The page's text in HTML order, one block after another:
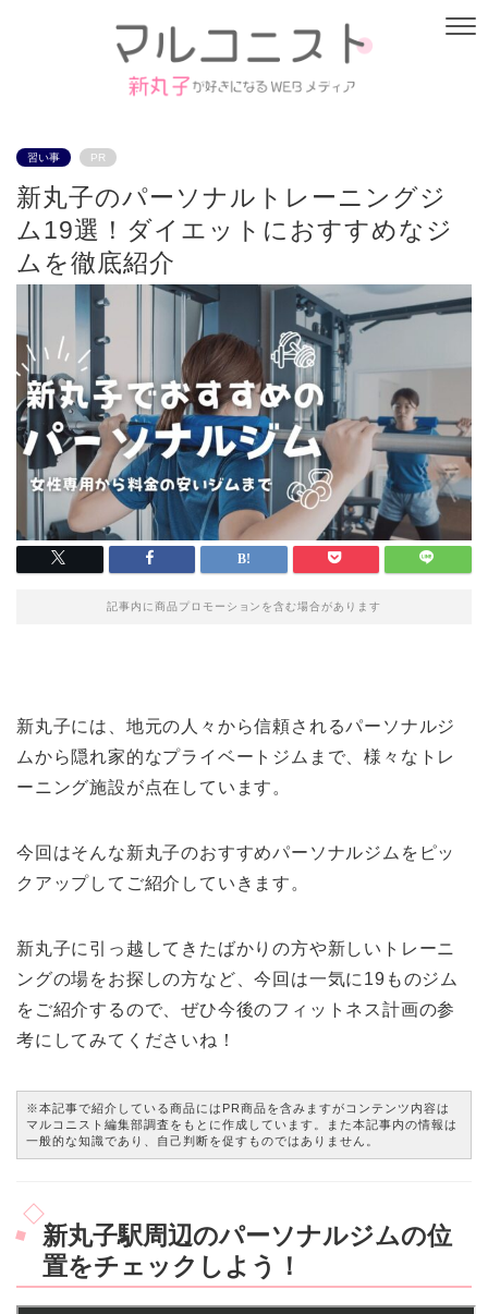
習い事 PR
新丸子のパーソナルトレーニングジ
ム19選！ダイエットにおすすめなジ
ムを徹底紹介
記事内に商品プロモーションを含む場合があります
新丸子には、地元の人々から信頼されるパーソナルジ
ムから隠れ家的なプライベートジムまで、様々なトレ
ーニング施設が点在しています。
今回はそんな新丸子のおすすめパーソナルジムをピッ
クアップしてご紹介していきます。
新丸子に引っ越してきたばかりの方や新しいトレーニ
ングの場をお探しの方など、今回は一気に19ものジム
をご紹介するので、ぜひ今後のフィットネス計画の参
考にしてみてくださいね！
※本記事で紹介している商品にはPR商品を含みますがコンテンツ内容は
マルコニスト編集部調査をもとに作成しています。また本記事内の情報は
一般的な知識であり、自己判断を促すものではありません。
新丸子駅周辺のパーソナルジムの位
置をチェックしよう！